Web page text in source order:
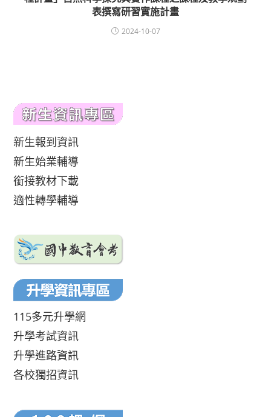
表撰寫研習實施計畫
2024-10-07
新生報到資訊
新生始業輔導
銜接教材下載
適性轉學輔導
115多元升學網
升學考試資訊
升學進路資訊
各校獨招資訊